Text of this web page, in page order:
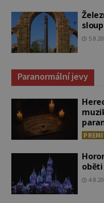
Paranormální jevy
oběti